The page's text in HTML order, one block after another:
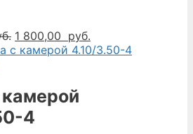
Первоначальная
цена
200,00
руб..
1 800,00 руб.
цена:
4